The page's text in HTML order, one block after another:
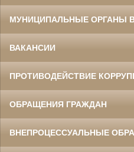
МУНИЦИПАЛЬНЫЕ ОРГАНЫ
ВАКАНСИИ
ПРОТИВОДЕЙСТВИЕ
ОБРАЩЕНИЯ ГРАЖДАН
ВНЕПРОЦЕССУАЛЬНЫЕ